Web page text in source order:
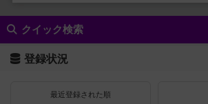
クイック検索
登録状況
最近登録された順